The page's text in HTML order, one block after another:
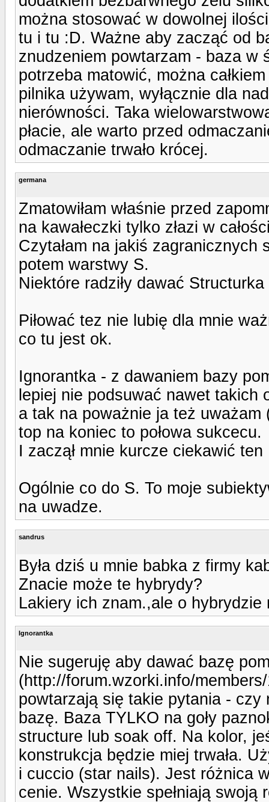
można stosować w dowolnej
tu i tu :D. Ważne aby zacząć od
znudzeniem powtarzam - baza w
potrzeba matowić, można
pilnika używam, wyłącznie dla
nierówności. Taka
płacie, ale warto przed
odmaczanie trwało krócej.
germana
Zmatowiłam właśnie przed
na kawałeczki tylko złazi w
Czytałam na jakiś
potem warstwy S.
Niektóre radziły dawać
Piłować tez nie lubię dla mnie
co tu jest ok.
Ignorantka - z dawaniem bazy
lepiej nie podsuwać nawet takich
a tak na poważnie ja też uważam
top na koniec to połowa sukcecu.
I zaczął mnie kurcze ciekawić ten
Ogólnie co do S. To moje
na uwadze.
sandrus
Była dziś u mnie babka z firmy
Znacie może te hybrydy?
Lakiery ich znam.,ale o hybrydzie
Ignorantka
Nie sugeruję aby dawać bazę
(http://forum.wzorki.info/
powtarzają się takie pytania -
bazę. Baza TYLKO na goły
structure lub soak off. Na kolor,
konstrukcja będzie miej trwała.
i cuccio (star nails). Jest różnica
cenie. Wszystkie spełniają